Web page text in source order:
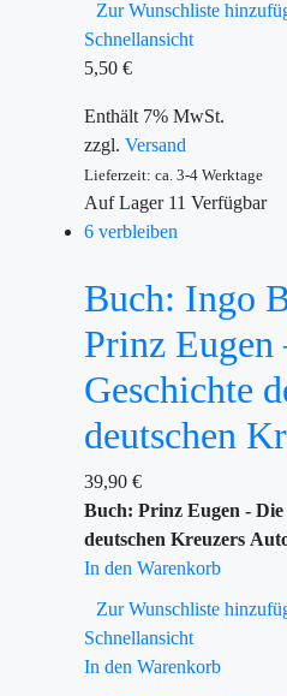
Zur Wunschliste
Schnellansicht
5,50 €
Enthält 7% MwSt.
zzgl. Versand
Lieferzeit: ca. 3-4 Werktage
Auf Lager11 Verfügbar
6 verbleiben
Buch: Ingo
Prinz Eugen
Geschichte
deutschen
39,90 €
Buch: Prinz Eugen - Die
deutschen Kreuzers
In den Warenkorb
Zur Wunschliste
Schnellansicht
In den Warenkorb